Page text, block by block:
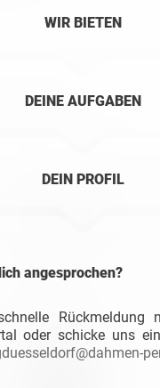
WIR BIETEN
DEINE AUFGABEN
DEIN PROFIL
angesprochen?
Rückmeldung
oder schicke uns